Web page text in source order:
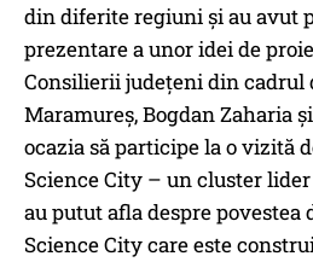
din diferite regiuni și au avut
prezentare a unor idei de
Consilierii județeni din cadrul
Maramureș, Bogdan Zaharia
ocazia să participe la o vizită
Science City – un cluster
au putut afla despre povestea
Science City care este